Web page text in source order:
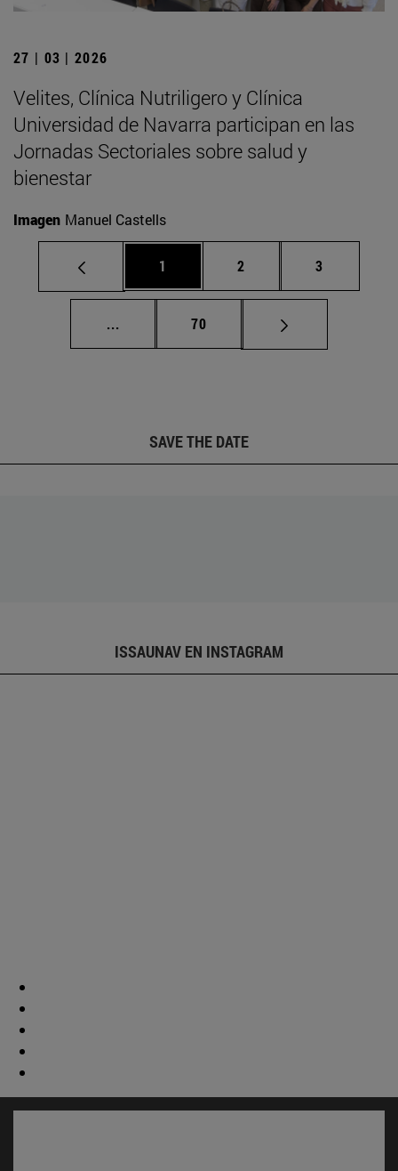
27 | 03 | 2026
Velites, Clínica Nutriligero y Clínica
Universidad de Navarra participan en las
Jornadas Sectoriales sobre salud y
bienestar
Imagen Manuel Castells
Página
1 Página
2 Página
3
... Páginas intermedias Use TAB para
Página
70
SAVE THE DATE
ISSAUNAV EN INSTAGRAM